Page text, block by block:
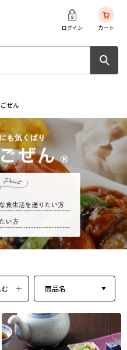
ログイン カート
ぜん
商品名